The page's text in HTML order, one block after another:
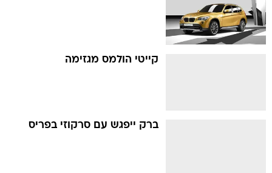
קייטי הולמס מגזימה
ברק ייפגש עם סרקוזי בפריס